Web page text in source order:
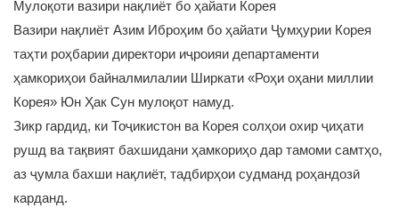
Мулоқоти вазири нақлиёт бо ҳайати Корея
Вазири нақлиёт Азим Иброҳим бо ҳайати Ҷумҳурии Корея
таҳти роҳбарии директори иҷроияи департаменти
ҳамкориҳои байналмилалии Ширкати «Роҳи оҳани миллии
Корея» Юн Ҳак Сун мулоқот намуд.
Зикр гардид, ки Тоҷикистон ва Корея солҳои охир ҷиҳати
рушд ва тақвият бахшидани ҳамкориҳо дар тамоми самтҳо,
аз ҷумла бахши нақлиёт, тадбирҳои судманд роҳандозӣ
карданд.